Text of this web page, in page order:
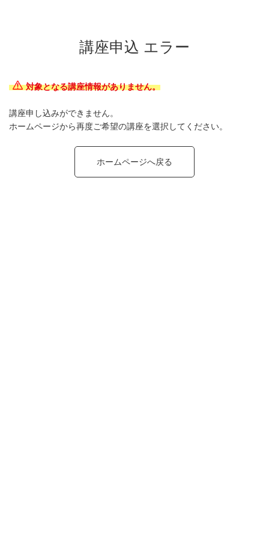
講座申込 エラー
対象となる講座情報がありません。
講座申し込みができません。
ホームページから再度ご希望の講座を選択してください。
ホームページへ戻る